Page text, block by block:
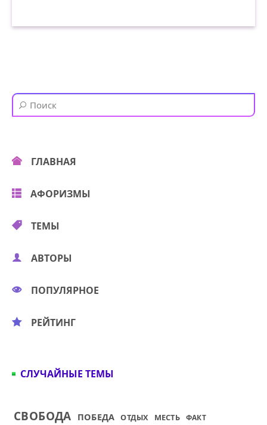
ГЛАВНАЯ
АФОРИЗМЫ
ТЕМЫ
АВТОРЫ
ПОПУЛЯРНОЕ
РЕЙТИНГ
СЛУЧАЙНЫЕ ТЕМЫ
СВОБОДА ПОБЕДА ОТДЫХ МЕСТЬ ФАКТ